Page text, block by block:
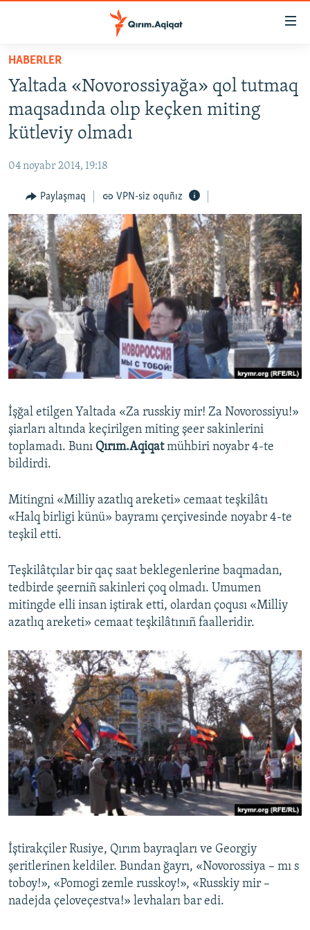
Esas
qaytmaq
Baş
navigatsiyağa
qaytmaq
Qıdıruvğa
qaytmaq
HABERLER
İQTİSADİYAT
MEDENİYET
İNSAN AQLARI
VİDEO
SÜRET
BLOGLAR
FİKİR
Русский
Українською
RFE/RS bütün saytları
HABERLER
Yaltada «Novorossiyağa» qol tutmaq
maqsadında olıp keçken miting
kütleviy olmadı
04 noyabr 2014, 19:18
Paylaşmaq VPN-siz oquñız
İşğal etilgen Yaltada «Za russkiy mir! Za Novorossiyu!»
şiarları altında keçirilgen miting şeer sakinlerini
toplamadı. Bunı Qırım.Aqiqatmühbiri noyabr 4-te
bildirdi.
Mitingni «Milliy azatlıq areketi» cemaat teşkilâtı
«Halq birligi künü» bayramı çerçivesinde noyabr 4-te
teşkil etti.
Teşkilâtçılar bir qaç saat beklegenlerine baqmadan,
tedbirde şeerniñ sakinleri çoq olmadı. Umumen
mitingde elli insan iştirak etti, olardan çoqusı «Milliy
azatlıq areketi» cemaat teşkilâtınıñ faalleridir.
İştirakçiler Rusiye, Qırım bayraqları ve Georgiy
şeritlerinen keldiler. Bundan ğayrı, «Novorossiya – mı s
toboy!», «Pomogi zemle russkoy!», «Russkiy mir –
nadejda çeloveçestva!» levhaları bar edi.